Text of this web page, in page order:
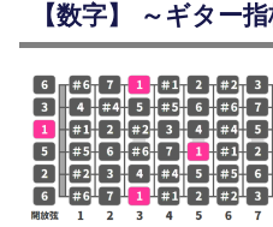
【数字】 ～ギター指